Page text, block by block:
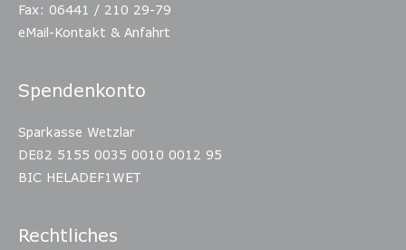
Fax: 06441 / 210 29-79
eMail-Kontakt & Anfahrt
Spendenkonto
Sparkasse Wetzlar
DE82 5155 0035 0010 0012 95
BIC HELADEF1WET
Rechtliches